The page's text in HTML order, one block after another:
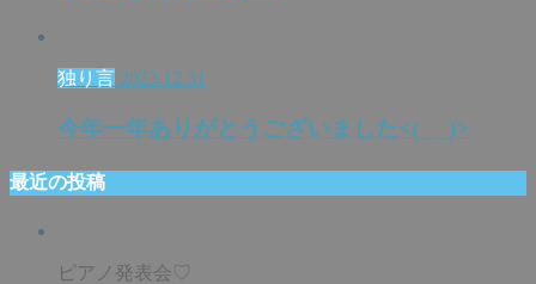
独り言 2023.12.31
今年一年ありがとうございました<(_ _)>
最近の投稿
ピアノ発表会♡